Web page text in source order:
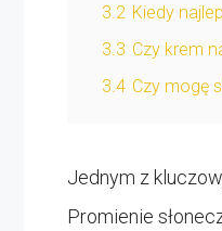
3.2 Kiedy
3.3 Czy krem
3.4 Czy mogę
Jednym z
Promienie